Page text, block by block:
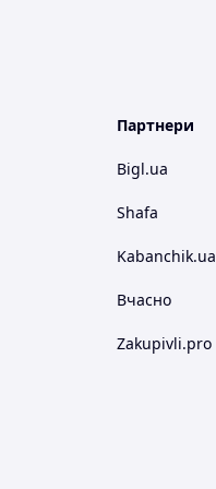
Партнери
Bigl.ua
Shafa
Kabanchik.ua
Вчасно
Zakupivli.pro